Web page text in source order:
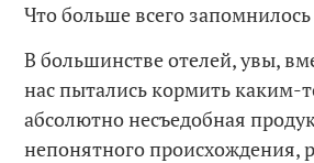
Что больше всего
В большинстве отелей, увы,
нас пытались кормить каким-
абсолютно несъедобная
непонятного происхождения,